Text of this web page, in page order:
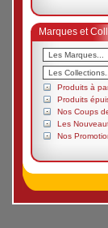
Marques et
Produits à
Produits
Nos Coups
Les
Nos